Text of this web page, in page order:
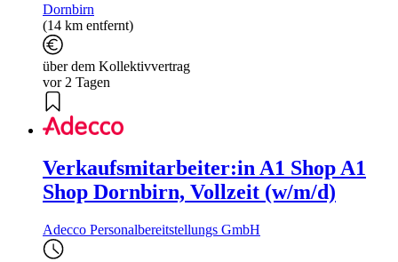
Dornbirn
(14 km entfernt)
über dem Kollektivvertrag
vor 2 Tagen
Verkaufsmitarbeiter:in A1 Shop A1
Shop Dornbirn, Vollzeit (w/m/d)
Adecco Personalbereitstellungs GmbH